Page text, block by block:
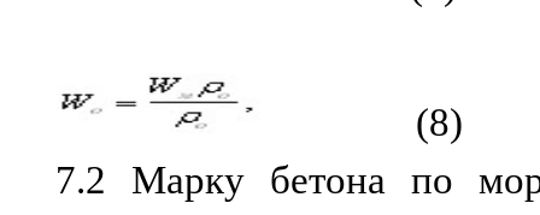
(8)
7.2 Марку бетона по